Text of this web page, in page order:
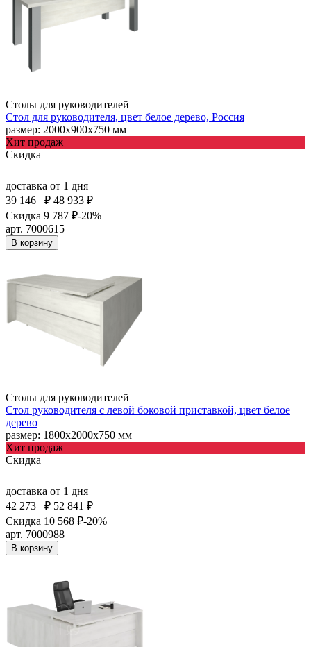
Столы для руководителей
Стол для руководителя, цвет белое дерево, Россия
размер: 2000х900х750 мм
Хит продаж
Скидка
доставка от 1 дня
39 146
₽ 48 933 ₽
Скидка 9 787 ₽-20%
арт. 7000615
В корзину
Столы для руководителей
Стол руководителя с левой боковой приставкой, цвет белое
дерево
размер: 1800х2000х750 мм
Хит продаж
Скидка
доставка от 1 дня
42 273
₽ 52 841 ₽
Скидка 10 568 ₽-20%
арт. 7000988
В корзину